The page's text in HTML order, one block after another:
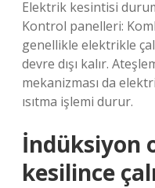
Elektrik kesintisi
Kontrol panelleri:
genellikle elektrikle
devre dışı kalır.
mekanizması da
ısıtma işlemi durur.
İndüksiyon
kesilince